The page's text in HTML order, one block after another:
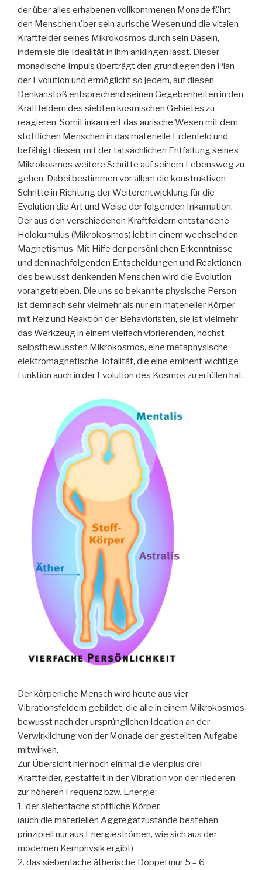
der über alles erhabenen vollkommenen Monade führt
den Menschen über sein aurische Wesen und die vitalen
Kraftfelder seines Mikrokosmos durch sein Dasein,
indem sie die Idealität in ihm anklingen lässt. Dieser
monadische Impuls überträgt den grundlegenden Plan
der Evolution und ermöglicht so jedem, auf diesen
Denkanstoß entsprechend seinen Gegebenheiten in den
Kraftfeldern des siebten kosmischen Gebietes zu
reagieren. Somit inkarniert das aurische Wesen mit dem
stofflichen Menschen in das materielle Erdenfeld und
befähigt diesen, mit der tatsächlichen Entfaltung seines
Mikrokosmos weitere Schritte auf seinem Lebensweg zu
gehen. Dabei bestimmen vor allem die konstruktiven
Schritte in Richtung der Weiterentwicklung für die
Evolution die Art und Weise der folgenden Inkarnation.
Der aus den verschiedenen Kraftfeldern entstandene
Holokumulus (Mikrokosmos) lebt in einem wechselnden
Magnetismus. Mit Hilfe der persönlichen Erkenntnisse
und den nachfolgenden Entscheidungen und Reaktionen
des bewusst denkenden Menschen wird die Evolution
vorangetrieben. Die uns so bekannte physische Person
ist demnach sehr vielmehr als nur ein materieller Körper
mit Reiz und Reaktion der Behavioristen, sie ist vielmehr
das Werkzeug in einem vielfach vibrierenden, höchst
selbstbewussten Mikrokosmos, eine metaphysische
elektromagnetische Totalität, die eine eminent wichtige
Funktion auch in der Evolution des Kosmos zu erfüllen hat.
Der körperliche Mensch wird heute aus vier
Vibrationsfeldern gebildet, die alle in einem Mikrokosmos
bewusst nach der ursprünglichen Ideation an der
Verwirklichung von der Monade der gestellten Aufgabe
mitwirken.
Zur Übersicht hier noch einmal die vier plus drei
Kraftfelder, gestaffelt in der Vibration von der niederen
zur höheren Frequenz bzw. Energie:
1. der siebenfache stoffliche Körper,
(auch die materiellen Aggregatzustände bestehen
prinzipiell nur aus Energieströmen, wie sich aus der
modernen Kernphysik ergibt)
2. das siebenfache ätherische Doppel (nur 5 – 6